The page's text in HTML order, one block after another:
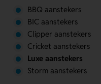
BBQ aanstekers
BIC aanstekers
Clipper aanstekers
Cricket aanstekers
Luxe aanstekers
Storm aanstekers